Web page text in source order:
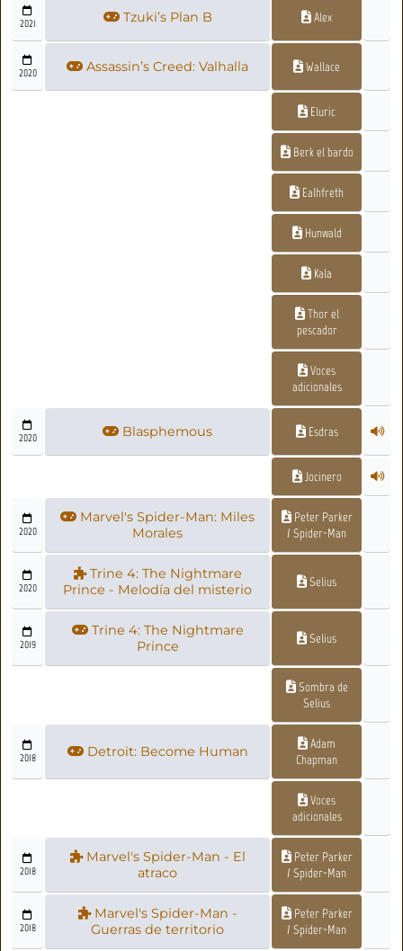
2021 Tzuki’s Plan B Alex
2020 Assassin’s Creed: Valhalla Wallace
Eluric
Berk el bardo
Ealhfreth
Hunwald
Kala
Thor el
pescador
Voces
adicionales
2020 Blasphemous Esdras
Jocinero
2020
Marvel's Spider-Man: Miles
Morales
Peter Parker
/ Spider-Man
2020
Trine 4: The Nightmare
Prince - Melodía del misterio
Selius
2019
Trine 4: The Nightmare
Prince
Selius
Sombra de
Selius
2018 Detroit: Become Human
Adam
Chapman
Voces
adicionales
2018
Marvel's Spider-Man - El
atraco
Peter Parker
/ Spider-Man
2018
Marvel's Spider-Man -
Guerras de territorio
Peter Parker
/ Spider-Man